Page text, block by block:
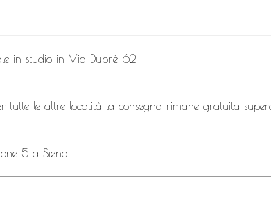
in studio in Via Duprè 62
tutte le altre località la consegna rimane gratuita
5 a Siena.